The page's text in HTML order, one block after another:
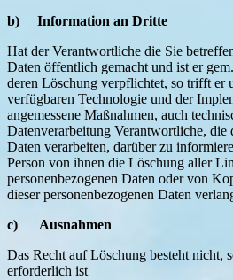
b) Information an Dritte
Hat der Verantwortliche die Sie
Daten öffentlich gemacht und ist er
deren Löschung verpflichtet, so trifft er
verfügbaren Technologie und der
angemessene Maßnahmen, auch
Datenverarbeitung Verantwortliche, die
Daten verarbeiten, darüber zu
Person von ihnen die Löschung aller
personenbezogenen Daten oder von
dieser personenbezogenen Daten
c) Ausnahmen
Das Recht auf Löschung besteht nicht,
erforderlich ist